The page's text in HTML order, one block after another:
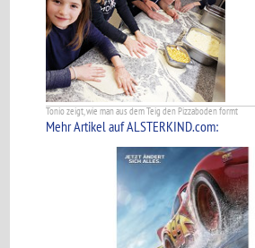
Tonio zeigt, wie man aus dem Teig den Pizzaboden formt
Mehr Artikel auf ALSTERKIND.com: